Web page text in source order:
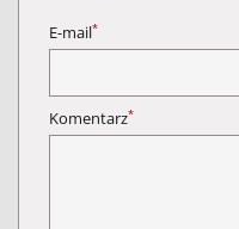
E-mail*
Komentarz*